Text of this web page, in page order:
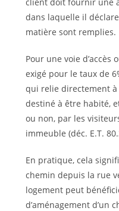
dans laquelle il
matière sont remplies.
Pour une voie
exigé pour le taux de
qui relie directement
destiné à être habité,
ou non, par les
immeuble (déc. E.T.
En pratique, cela
chemin depuis la rue
logement peut
d’aménagement d’un